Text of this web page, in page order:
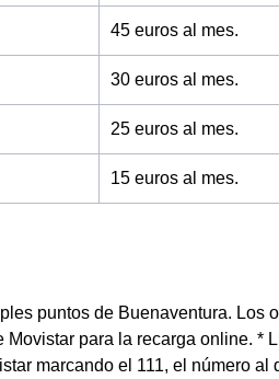
45 euros al mes.
30 euros al mes.
25 euros al mes.
15 euros al mes.
puntos de Buenaventura. Los
para la recarga online. *
marcando el 111, el número al